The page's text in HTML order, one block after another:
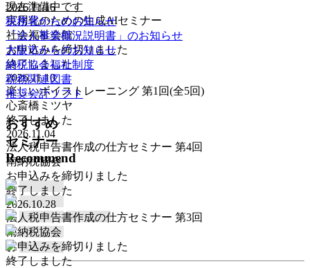
2026.11.16
実用化のための生成AIセミナー
社会福祉会館
お申込みを締切りました
終了しました
2026.11.10
楽しいボイストレーニング 第1回(全5回)
心斎橋ミツヤ
終了しました
2026.11.04
法人税申告書作成の仕方セミナー 第4回
南納税協会
お申込みを締切りました
終了しました
2026.10.28
法人税申告書作成の仕方セミナー 第3回
南納税協会
お申込みを締切りました
終了しました
現在準備中です
税務署からのお知らせ
「法人事業概況説明書」 のお知らせ
大阪市からのお知らせ
納税協会福祉制度
税務関連図書
推奨会計ソフト
おすすめ
セミナー
Recommend